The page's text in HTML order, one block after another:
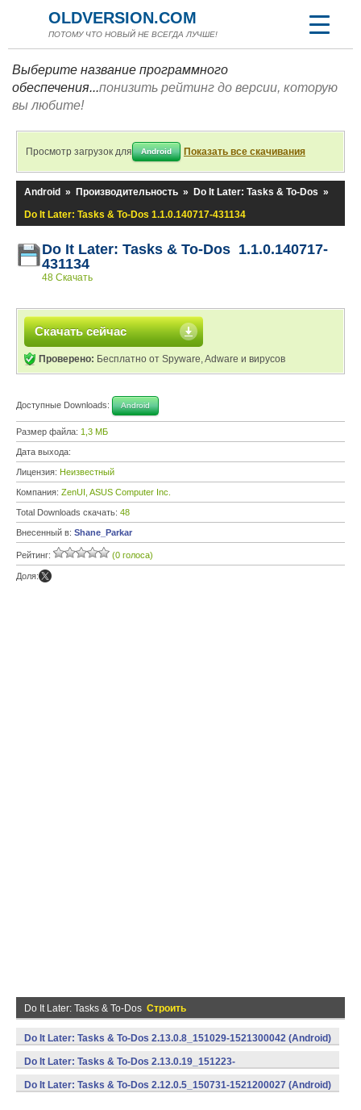
OLDVERSION.COM
ПОТОМУ ЧТО НОВЫЙ НЕ ВСЕГДА ЛУЧШЕ!
Выберите название программного
обеспечения...понизить рейтинг до версии, которую
вы любите!
Просмотр загрузок для Android Показать все скачивания
Android » Производительность » Do It Later: Tasks & To-Dos »
Do It Later: Tasks & To-Dos 1.1.0.140717-431134
Do It Later: Tasks & To-Dos 1.1.0.140717-
431134
48 Скачать
Скачать сейчас
Проверено: Бесплатно от Spyware, Adware и вирусов
Доступные Downloads: Android
Размер файла: 1,3 МБ
Дата выхода:
Лицензия: Неизвестный
Компания: ZenUI, ASUS Computer Inc.
Total Downloads скачать: 48
Внесенный в: Shane_Parkar
Рейтинг: (0 голоса)
Доля:
Do It Later: Tasks & To-Dos Строить
Do It Later: Tasks & To-Dos 2.13.0.8_151029-1521300042 (Android)
Do It Later: Tasks & To-Dos 2.13.0.19_151223-
1521300097 (Android)
Do It Later: Tasks & To-Dos 2.12.0.5_150731-1521200027 (Android)